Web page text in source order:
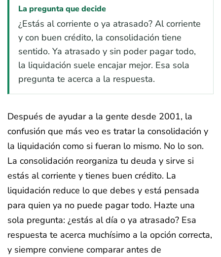
La pregunta que decide
¿Estás al corriente o ya atrasado? Al corriente
y con buen crédito, la consolidación tiene
sentido. Ya atrasado y sin poder pagar todo,
la liquidación suele encajar mejor. Esa sola
pregunta te acerca a la respuesta.
Después de ayudar a la gente desde 2001, la
confusión que más veo es tratar la consolidación y
la liquidación como si fueran lo mismo. No lo son.
La consolidación reorganiza tu deuda y sirve si
estás al corriente y tienes buen crédito. La
liquidación reduce lo que debes y está pensada
para quien ya no puede pagar todo. Hazte una
sola pregunta: ¿estás al día o ya atrasado? Esa
respuesta te acerca muchísimo a la opción correcta,
y siempre conviene comparar antes de